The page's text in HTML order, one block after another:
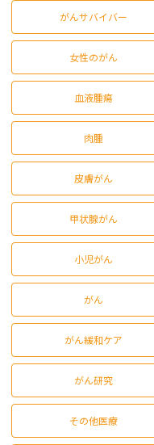
がんサバイバー
女性のがん
血液腫瘍
肉腫
皮膚がん
甲状腺がん
小児がん
がん
がん緩和ケア
がん研究
その他医療